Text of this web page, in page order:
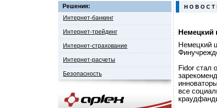
Решения:
Интернет-банкинг
Интернет-трейдинг
Интернет-страхование
Интернет-расчеты
Безопасность
Н О В О С Т
Немецкий
Немецкий
Fidor стал
все